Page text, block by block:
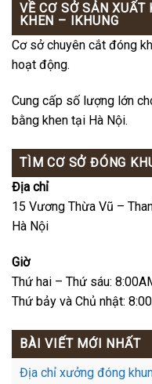
VỀ CƠ SỞ SẢN XUẤT
KHEN – IKHUNG
Cơ sở chuyên cắt đóng
hoạt động.
Cung cấp số lượng lớn
bằng khen tại Hà Nội.
TÌM CƠ SỞ ĐÓNG
Địa chỉ
15 Vương Thừa Vũ –
Hà Nội
Giờ
Thứ hai – Thứ sáu:
Thứ bảy và Chủ nhật:
BÀI VIẾT MỚI NHẤT
Địa chỉ xưởng đóng